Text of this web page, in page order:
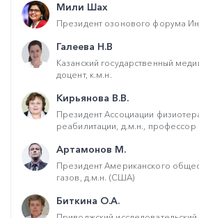
Мили Шах
Президент озонового форума
Галеева Н.В
Казанский государственный
доцент, к.м.н.
Кирьянова В.В.
Президент Ассоциации
реабилитации, д.м.н., профессор
Артамонов М.
Президент Американского
газов, д.м.н. (США)
Биткина О.А.